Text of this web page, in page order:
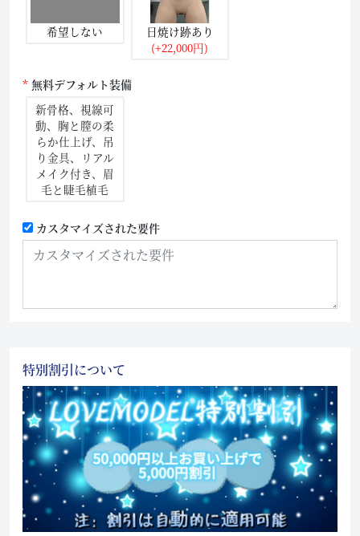
希望しない
日焼け跡あり
(+22,000円)
無料デフォルト装備
新骨格、視線可
動、胸と膣の柔
らか仕上げ、吊
り金具、リアル
メイク付き、眉
毛と睫毛植毛
カスタマイズされた要件
特別割引について